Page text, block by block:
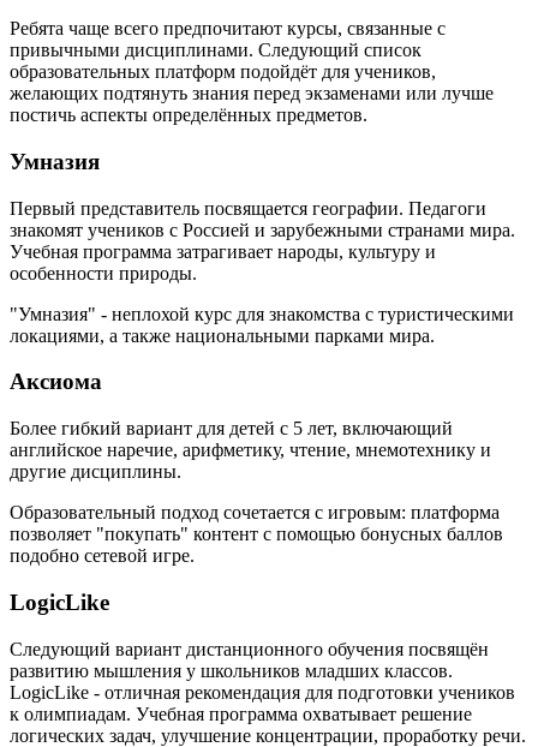
Ребята чаще всего предпочитают курсы, связанные с
привычными дисциплинами. Следующий список
образовательных платформ подойдёт для учеников,
желающих подтянуть знания перед экзаменами или лучше
постичь аспекты определённых предметов.
Умназия
Первый представитель посвящается географии. Педагоги
знакомят учеников с Россией и зарубежными странами мира.
Учебная программа затрагивает народы, культуру и
особенности природы.
"Умназия" - неплохой курс для знакомства с туристическими
локациями, а также национальными парками мира.
Аксиома
Более гибкий вариант для детей с 5 лет, включающий
английское наречие, арифметику, чтение, мнемотехнику и
другие дисциплины.
Образовательный подход сочетается с игровым: платформа
позволяет "покупать" контент с помощью бонусных баллов
подобно сетевой игре.
LogicLike
Следующий вариант дистанционного обучения посвящён
развитию мышления у школьников младших классов.
LogicLike - отличная рекомендация для подготовки учеников
к олимпиадам. Учебная программа охватывает решение
логических задач, улучшение концентрации, проработку речи.